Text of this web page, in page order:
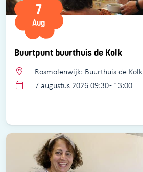
Buurtpunt buurthuis de Kolk
7
Aug
Rosmolenwijk: Buurthuis de Kolk
7 augustus 2026 09:30 - 13:00